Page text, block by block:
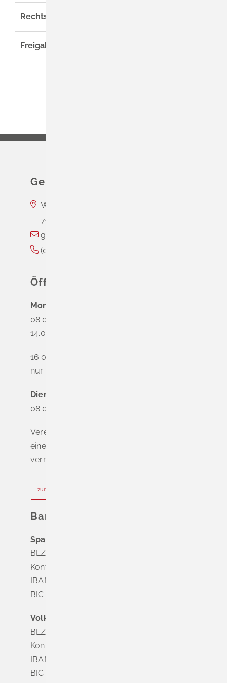
Rechtsgrundlage
Freigabevermerk
Gemeinde Schliengen
Wasserschloss Entenstein
79418
gemeinde@schliengen.de
(0
Öffnungszeiten
Montag
08.00 - 12.00 Uhr
14.00 - 16.00 Uhr
16.00 - 18.00 Uhr
nur nach Terminvereinbarung
Dienstag - Freitag
08.00 - 12.00 Uhr
Vereinbaren Sie online oder telefonisch
einen Termin, um Wartezeiten zu
vermeiden.
zur Terminvereinbarung
Bankverbindung
Sparkasse Markgräflerland Müllheim
BLZ 683 518 65
Konto Nr. 8 028 524
IBAN DE63 6835 1865 0008 0285 24
BIC SOLADES1MGL
Volksbank Dreiländereck
BLZ 683 900 00
Konto Nr. 3 500 004
IBAN DE56 6839 0000 0003 5000 04
BIC VOLODE66